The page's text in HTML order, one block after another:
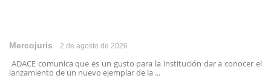
Mercojuris 2 de agosto de 2026
ADACE comunica que es un gusto para la institución dar a conocer el
lanzamiento de un nuevo ejemplar de la ...